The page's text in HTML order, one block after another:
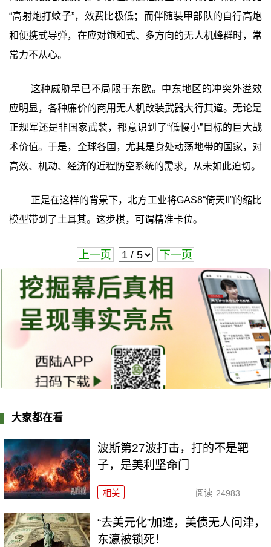
“高射炮打蚊子”，效费比极低；而伴随装甲部队的自行高炮
和便携式导弹，在应对饱和式、多方向的无人机蜂群时，常
常力不从心。
这种威胁早已不局限于东欧。中东地区的冲突外溢效
应明显，各种廉价的商用无人机改装武器大行其道。无论是
正规军还是非国家武装，都意识到了“低慢小”目标的巨大战
术价值。于是，全球各国，尤其是身处动荡地带的国家，对
高效、机动、经济的近程防空系统的需求，从未如此迫切。
正是在这样的背景下，北方工业将GAS8“倚天II”的缩比
模型带到了土耳其。这步棋，可谓精准卡位。
上一页 下一页
大家都在看
波斯第27波打击，打的不是靶
子，是美利坚命门
相关 阅读 24983
“去美元化”加速，美债无人问津，
东瀛被锁死！